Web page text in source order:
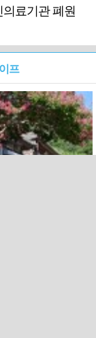
료기관 폐원
프